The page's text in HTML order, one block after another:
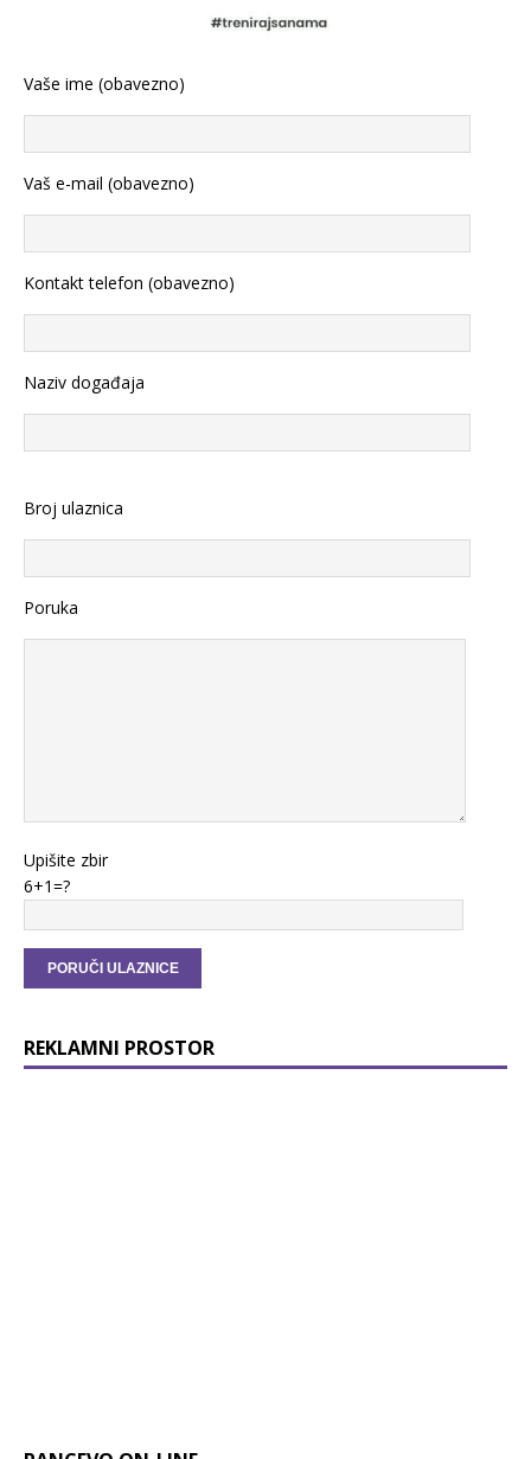
Vaše ime (obavezno)
Vaš e-mail (obavezno)
Kontakt telefon (obavezno)
Naziv događaja
Broj ulaznica
Poruka
Upišite zbir
6+1=?
REKLAMNI PROSTOR